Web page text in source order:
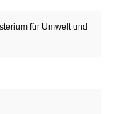
für Umwelt und